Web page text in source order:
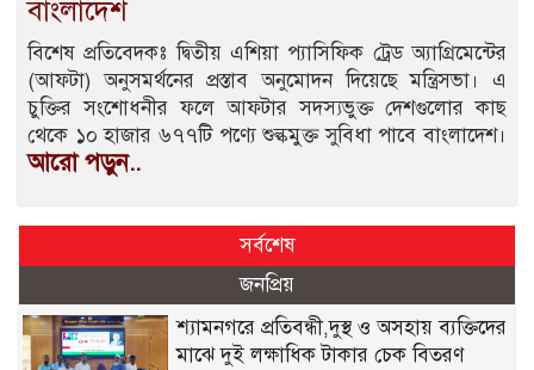
বাংলাদেশ
বিশেষ প্রতিবেদকঃ দ্বিতীয় এশিয়া প্যাসিফিক ট্রেড অ্যাগ্রিমেন্টের
(আফটা) অনুসমর্থনের প্রস্তাব অনুমোদন দিয়েছে মন্ত্রিসভা। এ
চুক্তির সংশোধনীর ফলে আফটার সদস্যভুক্ত দেশগুলোর কাছ
থেকে ১০ হাজার ৬৭৭টি পণ্যে শুল্কমুক্ত সুবিধা পাবে বাংলাদেশ।
আরো পড়ুন..
সর্বশেষ
জনপ্রিয়
শ্যামনগরে প্রতিবন্ধী,দুস্থ ও অসহায় ব্যক্তিদের
মাঝে দুই লক্ষাধিক টাকার চেক বিতরণ